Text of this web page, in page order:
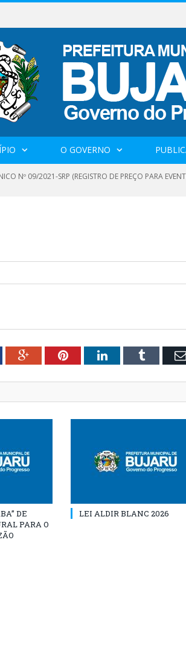
O GOVERNO
Nº 09/2021-SRP (REGISTRO DE PREÇO PARA
Google+PinterestLinkedInTumblr
DE
PARA O
LEI ALDIR BLANC 2026